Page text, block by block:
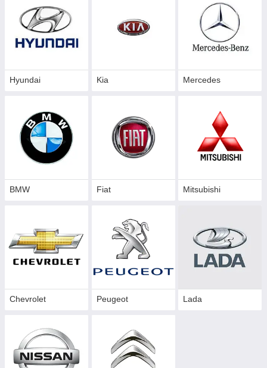
Hyundai Kia Mercedes
BMW Fiat Mitsubishi
Chevrolet Peugeot Lada